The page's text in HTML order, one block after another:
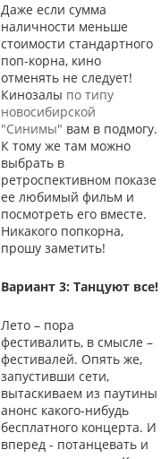
Даже если сумма
наличности меньше
стоимости стандартного
поп-корна, кино
отменять не следует!
Кинозалы по типу
новосибирской
"Синимы" вам в подмогу.
К тому же там можно
выбрать в
ретроспективном показе
ее любимый фильм и
посмотреть его вместе.
Никакого попкорна,
прошу заметить!
Вариант 3: Танцуют все!
Лето – пора
фестивалить, в смысле –
фестивалей. Опять же,
запустивши сети,
вытаскиваем из паутины
анонс какого-нибудь
бесплатного концерта. И
вперед - потанцевать и